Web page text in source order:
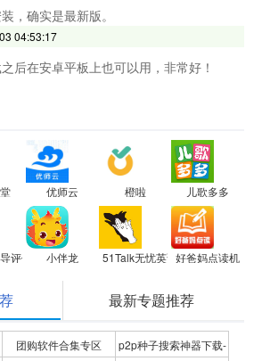
，确实是最新版。
04:53:17
后在安卓平板上也可以用，非常好！
优师云 橙啦 儿歌多多
评估 小伴龙 51Talk无忧英语好爸妈点读机
最新专题推荐
团购软件合集专区 p2p种子搜索神器下载-